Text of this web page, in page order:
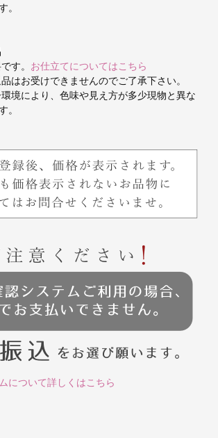
。
す。 お仕立てについてはこちら
はお受けできませんのでご了承下さい。
境により、色味や見え方が多少現物と異な
。
について詳しくはこちら